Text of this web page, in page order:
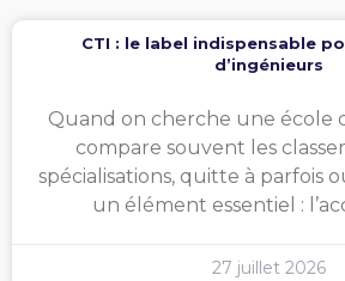
CTI : le label indispensable
d’ingénieurs
Quand on cherche une école
compare souvent les
spécialisations, quitte à parfois
un élément essentiel :
27 juillet 2026